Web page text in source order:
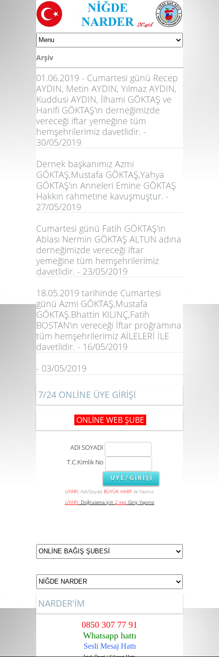
Arşiv
01.06.2019 - Cumartesi günü Recep
AYDIN, Metin AYDIN, Yılmaz AYDIN,
Kuddusi AYDIN, İlhami GÖKTAŞ ve
Hanifi GÖKTAŞ'ın derneğimizde
vereceği iftar yemeğine tüm
hemşehrilerimiz davetlidir. -
30/05/2019
Dernek başkanımız Azmi
GÖKTAŞ,Mustafa GÖKTAŞ,Yahya
GÖKTAŞ'ın Anneleri Emine GÖKTAŞ
Hakkın rahmetine kavuşmuştur. -
27/05/2019
Cumartesi günü Fatih GÖKTAŞ'ın
Ablası Nermin GÖKTAŞ ALTUN adına
derneğimizde vereceği iftar
yemeğine tüm hemşehrilerimiz
davetlidir. - 23/05/2019
18.05.2019 tarihinde Cumartesi
günü Azmi GÖKTAŞ,Mustafa
GÖKTAŞ.Bhattin KILINÇ,Fatih
BOSTAN'ın vereceği İftar proğramına
tüm hemşehrilerimiz AİLELERİ İLE
davetlidir. - 16/05/2019
- 03/05/2019
7/24 ONLİNE ÜYE GİRİŞİ
ONLİNE WEB ŞUBE
ADI SOYADI
T.C.Kimlik No
UYARI: Adı/Soyad BÜYÜK HARF ile Yazınız
UYARI:Doğrulama için 2 kez Giriş Yapınız
NARDER'İM
0850 307 77 91
Whatsapp hattı
Sesli Mesaj Hattı